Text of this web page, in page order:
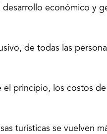
económico y
de todas las
el principio, los costos
turísticas se vuelven